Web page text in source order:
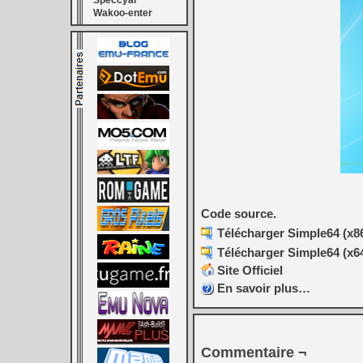
Wakoo-enter
Code source.
Télécharger Simple64
Télécharger Simple64
Site Officiel
En savoir plus…
Commentaire ¬